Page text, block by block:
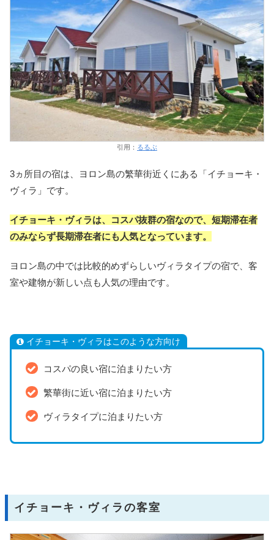
引用： るるぶ
3ヵ所目の宿は、ヨロン島の繁華街近くにある「イチョーキ・
ヴィラ」です。
イチョーキ・ヴィラは、コスパ抜群の宿なので、短期滞在者
のみならず長期滞在者にも人気となっています。
ヨロン島の中では比較的めずらしいヴィラタイプの宿で、客
室や建物が新しい点も人気の理由です。
イチョーキ・ヴィラはこのような方向け
コスパの良い宿に泊まりたい方
繁華街に近い宿に泊まりたい方
ヴィラタイプに泊まりたい方
イチョーキ・ヴィラの客室